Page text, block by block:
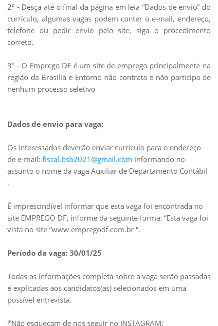
2º - Desça até o final da página em leia “Dados de envio” do
currículo, algumas vagas podem conter o e-mail, endereço,
telefone ou pedir envio pelo site, siga o procedimento
correto.
3º - O Emprego DF é um site de emprego principalmente na
região da Brasília e Entorno não contrata e não participa de
nenhum processo seletivo
Dados de envio para vaga:
Os interessados deverão enviar currículo para o endereço
de e-mail: fiscal.bsb2021@gmail.com informando no
assunto o nome da vaga Auxiliar de Departamento Contábil
.
É imprescindível informar que esta vaga foi encontrada no
site EMPREGO DF, informe da seguinte forma: “Esta vaga foi
vista no site “www.empregodf.com.br “.
Período da vaga: 30/01/25
Todas as informações completa sobre a vaga serão passadas
e explicadas aos candidatos(as) selecionados em uma
possível entrevista.
*Não esqueçam de nos seguir no INSTAGRAM: